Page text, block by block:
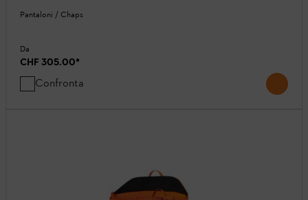
Pantaloni / Chaps
Da
CHF 305.00*
Confronta